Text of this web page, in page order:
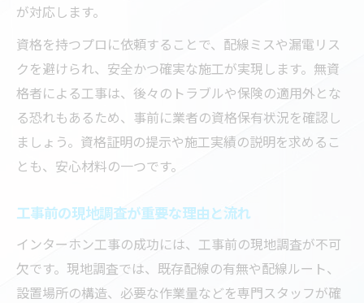
が対応します。
資格を持つプロに依頼することで、配線ミスや漏電リス
クを避けられ、安全かつ確実な施工が実現します。無資
格者による工事は、後々のトラブルや保険の適用外とな
る恐れもあるため、事前に業者の資格保有状況を確認し
ましょう。資格証明の提示や施工実績の説明を求めるこ
とも、安心材料の一つです。
工事前の現地調査が重要な理由と流れ
インターホン工事の成功には、工事前の現地調査が不可
欠です。現地調査では、既存配線の有無や配線ルート、
設置場所の構造、必要な作業量などを専門スタッフが確